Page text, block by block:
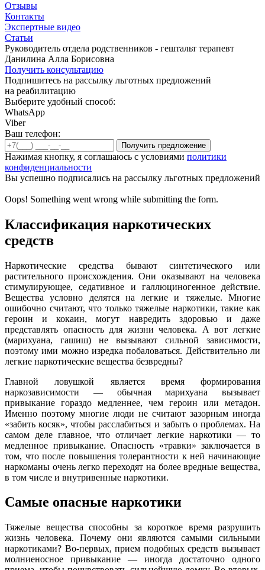
Отзывы
Контакты
Экспертные видео
Статьи
Руководитель отдела родственников - гештальт терапевт
Данилина Алла Борисовна
Получить консультацию
Подпишитесь на рассылку льготных предложений
на реабилитацию
Выберите удобный способ:
WhatsApp
Viber
Ваш телефон:
Нажимая кнопку, я соглашаюсь с условиями политики
конфиденциальности
Вы успешно подписались на рассылку льготных предложений
Oops! Something went wrong while submitting the form.
Классификация наркотических
средств
Наркотические средства бывают синтетического или
растительного происхождения. Они оказывают на человека
стимулирующее, седативное и галлюциногенное действие.
Вещества условно делятся на легкие и тяжелые. Многие
ошибочно считают, что только тяжелые наркотики, такие как
героин и кокаин, могут навредить здоровью и даже
представлять опасность для жизни человека. А вот легкие
(марихуана, гашиш) не вызывают сильной зависимости,
поэтому ими можно изредка побаловаться. Действительно ли
легкие наркотические вещества безвредны?
Главной ловушкой является время формирования
наркозависимости — обычная марихуана вызывает
привыкание гораздо медленнее, чем героин или метадон.
Именно поэтому многие люди не считают зазорным иногда
«забить косяк», чтобы расслабиться и забыть о проблемах. На
самом деле главное, что отличает легкие наркотики — то
медленное привыкание. Опасность «травки» заключается в
том, что после повышения толерантности к ней начинающие
наркоманы очень легко переходят на более вредные вещества,
в том числе и внутривенные наркотики.
Самые опасные наркотики
Тяжелые вещества способны за короткое время разрушить
жизнь человека. Почему они являются самыми сильными
наркотиками? Во-первых, прием подобных средств вызывает
молниеносное привыкание — иногда достаточно одного